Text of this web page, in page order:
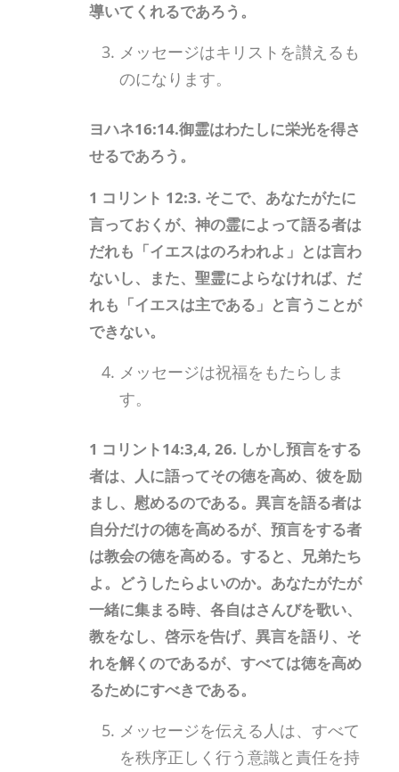
導いてくれるであろう。
メッセージはキリストを讃えるも
のになります。
ヨハネ16:14.御霊はわたしに栄光を得さ
せるであろう。
1 コリント 12:3. そこで、あなたがたに
言っておくが、神の霊によって語る者は
だれも「イエスはのろわれよ」とは言わ
ないし、また、聖霊によらなければ、だ
れも「イエスは主である」と言うことが
できない。
メッセージは祝福をもたらしま
す。
1 コリント14:3,4, 26. しかし預言をする
者は、人に語ってその徳を高め、彼を励
まし、慰めるのである。異言を語る者は
自分だけの徳を高めるが、預言をする者
は教会の徳を高める。すると、兄弟たち
よ。どうしたらよいのか。あなたがたが
一緒に集まる時、各自はさんびを歌い、
教をなし、啓示を告げ、異言を語り、そ
れを解くのであるが、すべては徳を高め
るためにすべきである。
メッセージを伝える人は、すべて
を秩序正しく行う意識と責任を持